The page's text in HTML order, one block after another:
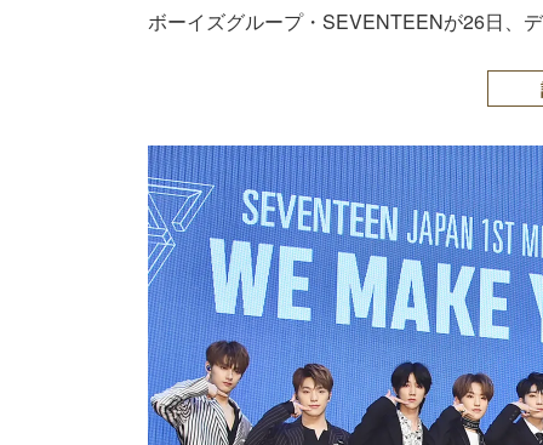
ボーイズグループ・SEVENTEENが26日、